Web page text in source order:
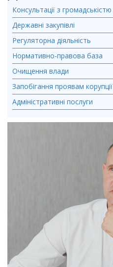
Консультації з громадськістю
Державні закупівлі
Регуляторна діяльність
Нормативно-правова база
Очищення влади
Запобігання проявам корупції
Адміністративні послуги